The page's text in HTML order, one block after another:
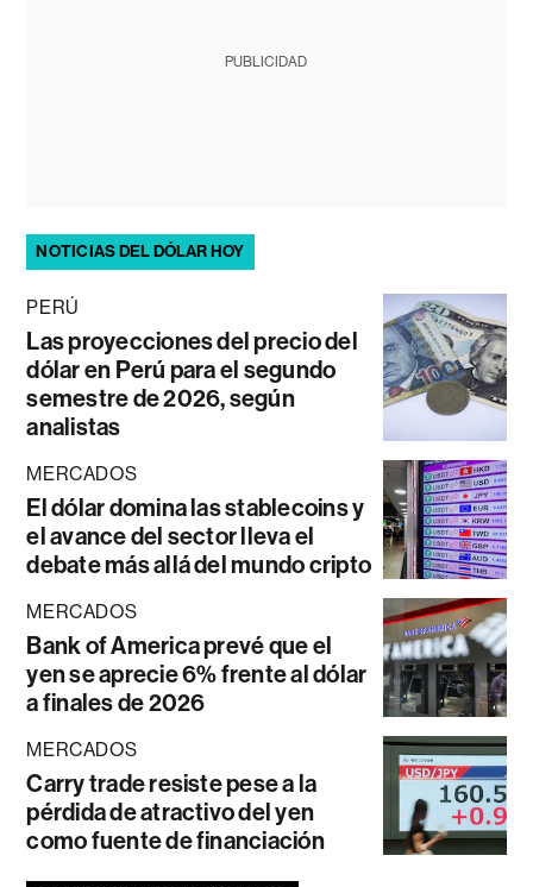
PUBLICIDAD
NOTICIAS DEL DÓLAR HOY
PERÚ
Las proyecciones del precio del
dólar en Perú para el segundo
semestre de 2026, según
analistas
MERCADOS
El dólar domina las stablecoins y
el avance del sector lleva el
debate más allá del mundo cripto
MERCADOS
Bank of America prevé que el
yen se aprecie 6% frente al dólar
a finales de 2026
MERCADOS
Carry trade resiste pese a la
pérdida de atractivo del yen
como fuente de financiación